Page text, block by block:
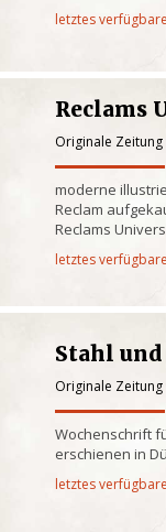
letztes
Reclams
Originale
moderne
Reclam
Reclams
letztes
Stahl und
Originale
Wochenschrift
erschienen in
letztes